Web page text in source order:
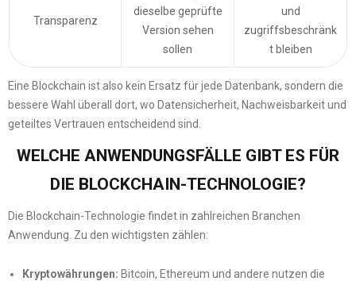
Transparenz
dieselbe geprüfte
Version sehen
sollen
und
zugriffsbeschränk
t bleiben
Eine Blockchain ist also kein Ersatz für jede Datenbank, sondern die
bessere Wahl überall dort, wo Datensicherheit, Nachweisbarkeit und
geteiltes Vertrauen entscheidend sind.
WELCHE ANWENDUNGSFÄLLE GIBT ES FÜR
DIE BLOCKCHAIN-TECHNOLOGIE?
Die Blockchain-Technologie findet in zahlreichen Branchen
Anwendung. Zu den wichtigsten zählen:
Kryptowährungen: Bitcoin, Ethereum und andere nutzen die